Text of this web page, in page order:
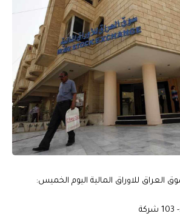
العراق للاوراق المالية اليوم الخميس: